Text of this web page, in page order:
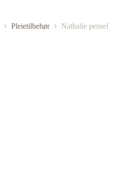
Pleietilbehør Nathalie pensel